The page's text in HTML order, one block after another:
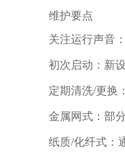
维护要点
关注运行声音：
初次启动：新设
定期清洗/更换：
金属网式：部分
纸质/化纤式：通